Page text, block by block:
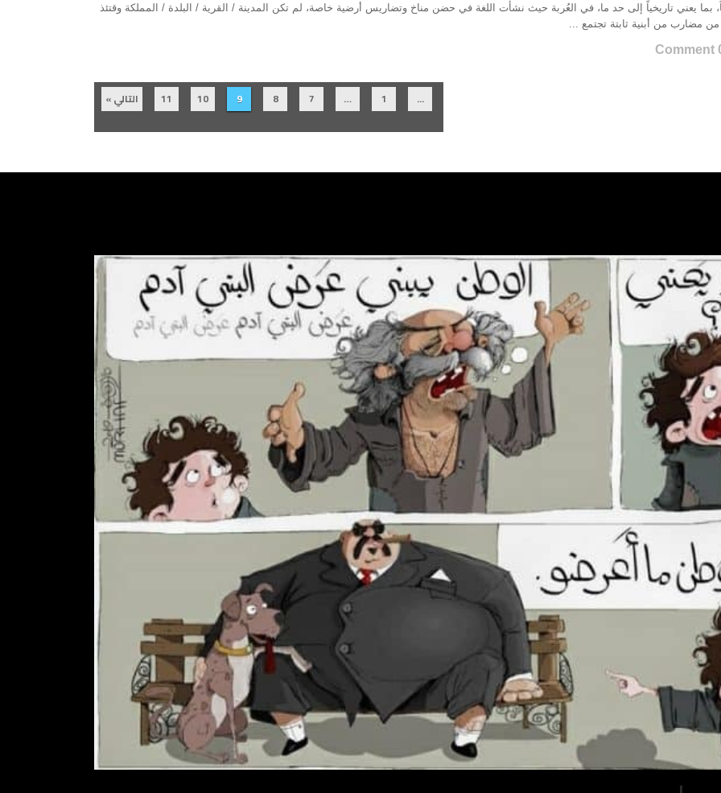
بما يعني تاريخياً إلى حد ما، في العُربة حيث نشأت اللغة في حضن مناخ وتضاريس أرضية خاصة، لم تكن المدينة / القرية / البلدة / المملكة وقتئذ
من مضارب من أبنية ثابتة تجتمع ...
0
...
1
…
7
8
9
10
11 التالي »